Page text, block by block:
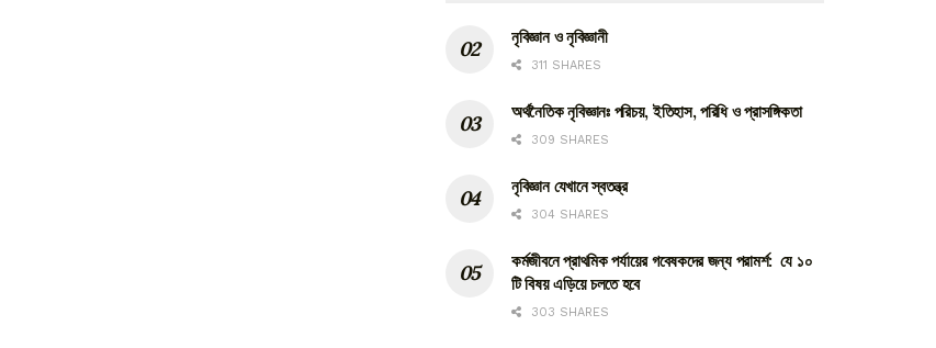
নৃবিজ্ঞান ও নৃবিজ্ঞানী
311 SHARES
অর্থনৈতিক নৃবিজ্ঞানঃ পরিচয়, ইতিহাস, পরিধি ও প্রাসঙ্গিকতা
309 SHARES
নৃবিজ্ঞান যেখানে স্বতন্ত্র
304 SHARES
কর্মজীবনে প্রাথমিক পর্যায়ের গবেষকদের জন্য পরামর্শ: যে ১০
টি বিষয় এড়িয়ে চলতে হবে
303 SHARES